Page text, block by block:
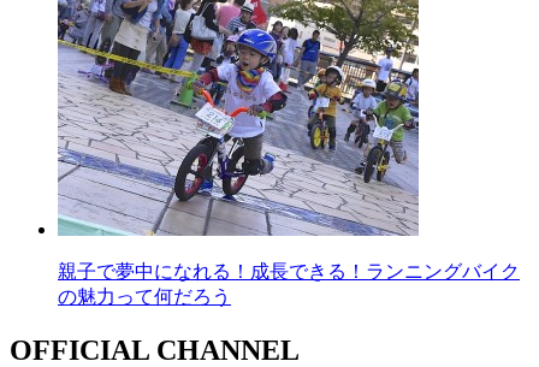
親子で夢中になれる！成長できる！ランニングバイク
の魅力って何だろう
OFFICIAL CHANNEL